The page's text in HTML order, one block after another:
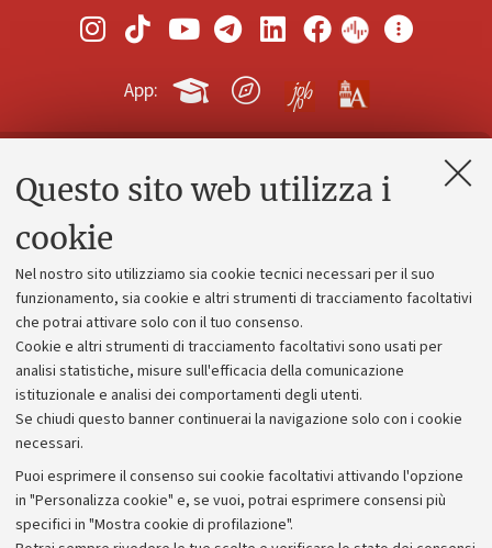
Questo sito web utilizza i
cookie
Nel nostro sito utilizziamo sia cookie tecnici necessari per il suo
funzionamento, sia cookie e altri strumenti di tracciamento facoltativi
che potrai attivare solo con il tuo consenso.
Cookie e altri strumenti di tracciamento facoltativi sono usati per
analisi statistiche, misure sull'efficacia della comunicazione
istituzionale e analisi dei comportamenti degli utenti.
Se chiudi questo banner continuerai la navigazione solo con i cookie
necessari.
Puoi esprimere il consenso sui cookie facoltativi attivando l'opzione
in "Personalizza cookie" e, se vuoi, potrai esprimere consensi più
specifici in "Mostra cookie di profilazione".
App:
Contatti e PEC
Alumni community
Piano strategico
Bilanci
Donazioni e 5x1000
Merchandising - UniboStore
Bandi, gare e concorsi
Albo online